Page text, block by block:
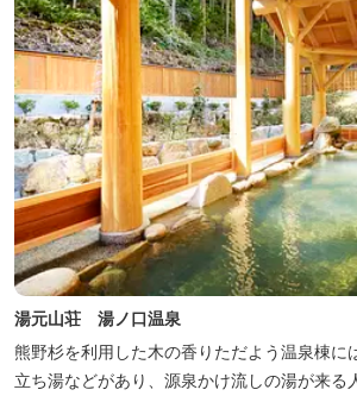
湯元山荘 湯ノ口温泉
熊野杉を利用した木の香りただよう温泉棟に
立ち湯などがあり、源泉かけ流しの湯が来る